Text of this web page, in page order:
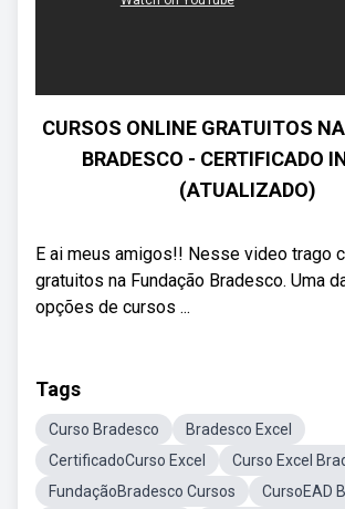
CURSOS ONLINE GRATUITOS
BRADESCO - CERTIFICADO
(ATUALIZADO)
E ai meus amigos!! Nesse video trago
gratuitos na Fundação Bradesco. Uma
opções de cursos ...
Tags
Curso Bradesco
Bradesco Excel
CertificadoCurso Excel
Curso Excel
FundaçãoBradesco Cursos
CursoEAD